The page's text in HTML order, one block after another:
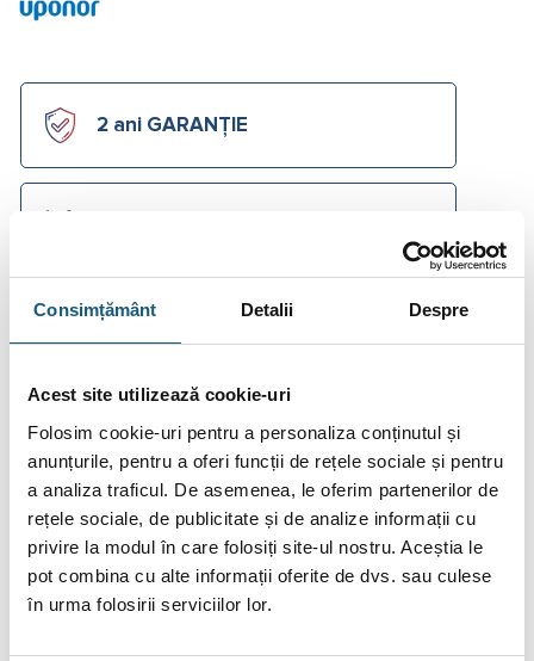
Consimțământ Detalii Despre
Acest site utilizează cookie-uri
Folosim cookie-uri pentru a personaliza conținutul și
anunțurile, pentru a oferi funcții de rețele sociale și pentru
a analiza traficul. De asemenea, le oferim partenerilor de
rețele sociale, de publicitate și de analize informații cu
privire la modul în care folosiți site-ul nostru. Aceștia le
pot combina cu alte informații oferite de dvs. sau culese
în urma folosirii serviciilor lor.
2 ani GARANȚIE
Accesorii și soluții complete mai
Cere Ofertă Preț
Ai o listă de materiale
primită de la instalator?
Trimite-ne ocerere de ofertăacum!Cere Ofertă
Plata în Rate prin Credit Instant